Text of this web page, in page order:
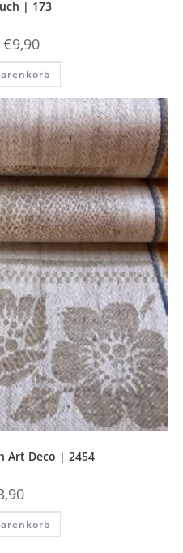
| 173
Ursprünglicher
Preis
war:
€14,90
€9,90Aktueller
Preis
ist:
€9,90.
Art Deco | 2454